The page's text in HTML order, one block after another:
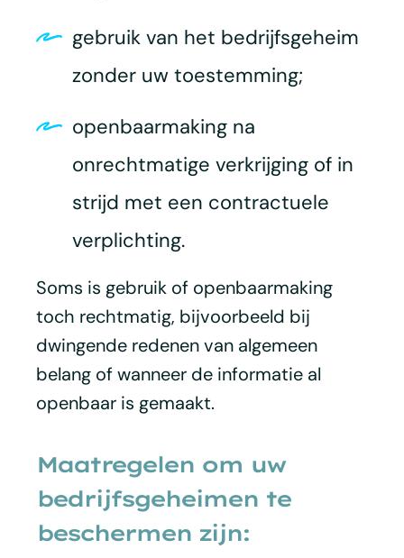
gebruik van het bedrijfsgeheim
zonder uw toestemming;
openbaarmaking na
onrechtmatige verkrijging of in
strijd met een contractuele
verplichting.
Soms is gebruik of openbaarmaking
toch rechtmatig, bijvoorbeeld bij
dwingende redenen van algemeen
belang of wanneer de informatie al
openbaar is gemaakt.
Maatregelen om uw
bedrijfsgeheimen te
beschermen zijn: